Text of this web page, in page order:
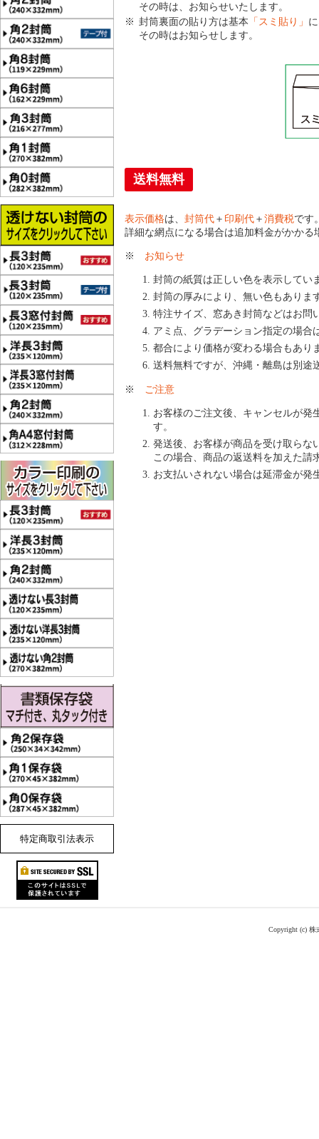
特定商取引法表示
その時は、お知らせいたします。
封筒裏面の貼り方は基本 「スミ貼り」
その時はお知らせします。
送料無料
表示価格は、 封筒代 ＋ 印刷代 ＋ 消費税です
詳細な網点になる場合は追加料金がかかる
※ お知らせ
封筒の紙質は正しい色を表示してい
封筒の厚みにより、無い色もありま
特注サイズ、窓あき封筒などはお問
アミ点、グラデーション指定の場合
都合により価格が変わる場合もあり
送料無料ですが、沖縄・離島は別途
※ ご注意
お客様のご注文後、キャンセルが発
す。
発送後、お客様が商品を受け取らな
この場合、商品の返送料を加えた請
お支払いされない場合は延滞金が発
Copyright (c)